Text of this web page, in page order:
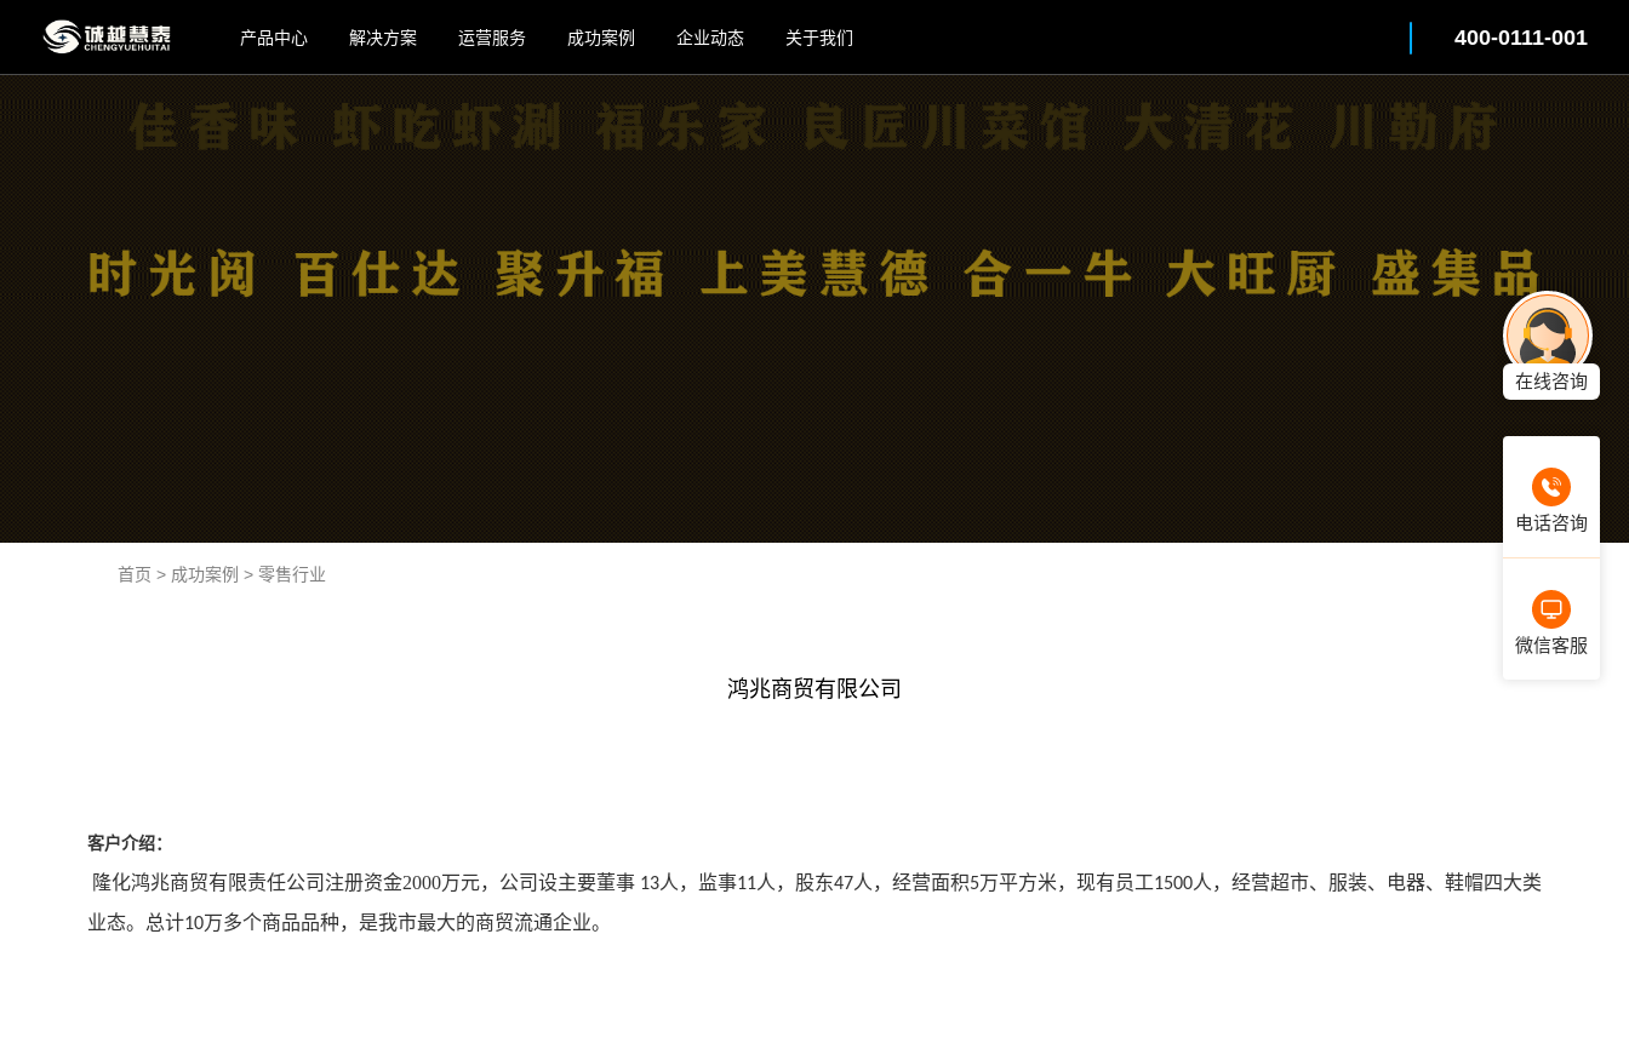
产品中心 解决方案 运营服务 成功案例 企业动态 关于我们 400-0111-001
首页 > 成功案例 > 零售行业
鸿兆商贸有限公司
客户介绍：
隆化鸿兆商贸有限责任公司注册资金2000万元，公司设主要董事 13人，监事11人，股东47人，经营面积5万平方米，现有员工1500人，经营超市、服装、电器、鞋帽四大类
业态。总计10万多个商品品种，是我市最大的商贸流通企业。
在线咨询
电话咨询
微信客服